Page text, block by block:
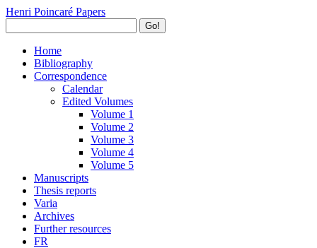
Henri Poincaré Papers
Go!
Home
Bibliography
Correspondence
Calendar
Edited Volumes
Volume 1
Volume 2
Volume 3
Volume 4
Volume 5
Manuscripts
Thesis reports
Varia
Archives
Further resources
FR